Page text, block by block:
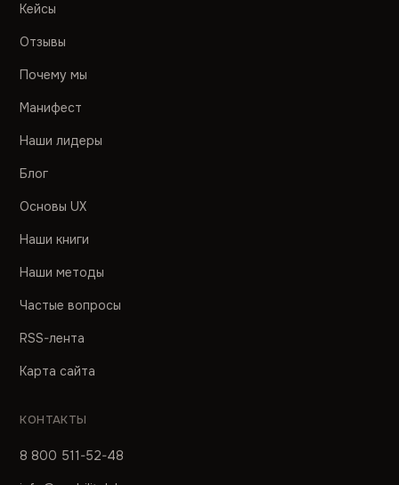
Кейсы
Отзывы
Почему мы
Манифест
Наши лидеры
Блог
Основы UX
Наши книги
Наши методы
Частые вопросы
RSS-лента
Карта сайта
КОНТАКТЫ
8 800 511-52-48